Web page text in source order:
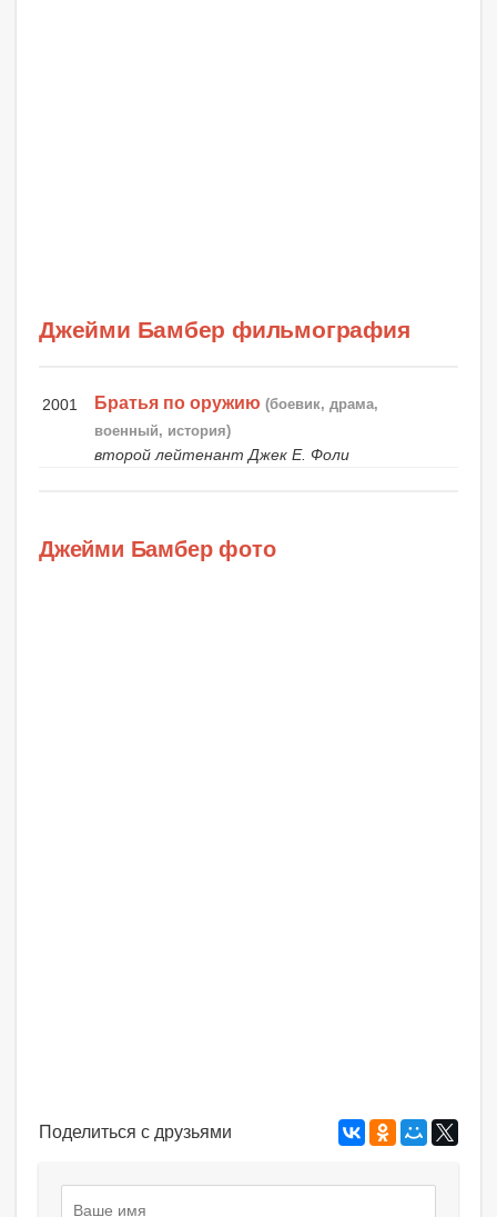
Джейми Бамбер фильмография
2001 Братья по оружию (боевик, драма,
военный, история)
второй лейтенант Джек Е. Фоли
Джейми Бамбер фото
Поделиться с друзьями